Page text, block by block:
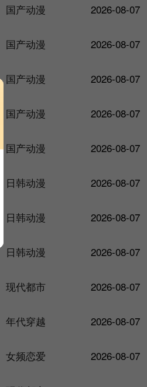
国产动漫 2026-08-07
国产动漫 2026-08-07
国产动漫 2026-08-07
国产动漫 2026-08-07
国产动漫 2026-08-07
日韩动漫 2026-08-07
日韩动漫 2026-08-07
日韩动漫 2026-08-07
现代都市 2026-08-07
年代穿越 2026-08-07
女频恋爱 2026-08-07